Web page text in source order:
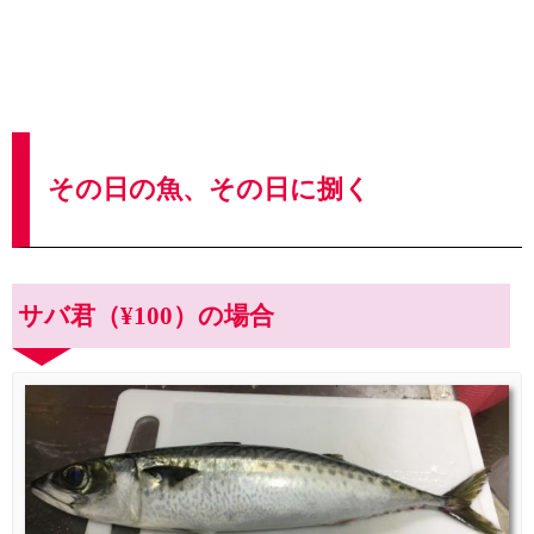
その日の魚、その日に捌く
サバ君（¥100）の場合